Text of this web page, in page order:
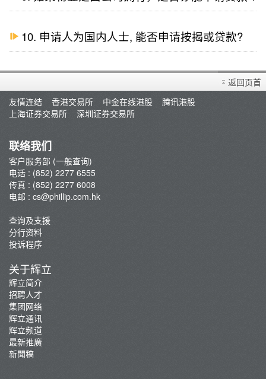
10. 申请人为国内人士, 能否申请按揭或贷款?
返回页首
友情连结
香港交易所 中金在线港股
腾讯港股
上海证券交易所
深圳证券交易所
联络我们
客户服务部 (一般查询)
电话 : (852) 2277 6555
传真 : (852) 2277 6008
电邮 : cs@phillip.com.hk
查询及支援
分行资料
投诉程序
关于辉立
辉立简介
招聘人才
集团网络
辉立通讯
辉立频道
最新推廣
新聞稿